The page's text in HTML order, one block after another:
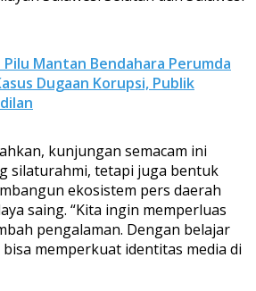
Mantan Bendahara Perumda
Dugaan Korupsi, Publik
kunjungan semacam ini
silaturahmi, tetapi juga bentuk
ekosistem pers daerah
saing. “Kita ingin memperluas
pengalaman. Dengan belajar
memperkuat identitas media di